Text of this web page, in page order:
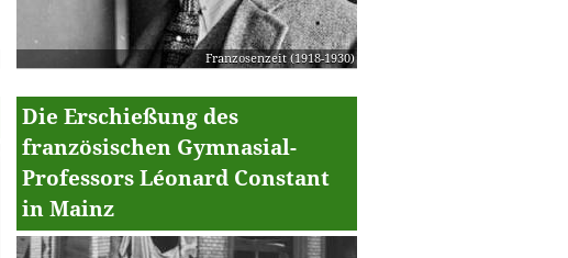
Franzosenzeit (1918-1930)
Die Erschießung des
französischen Gymnasial-
Professors Léonard Constant
in Mainz